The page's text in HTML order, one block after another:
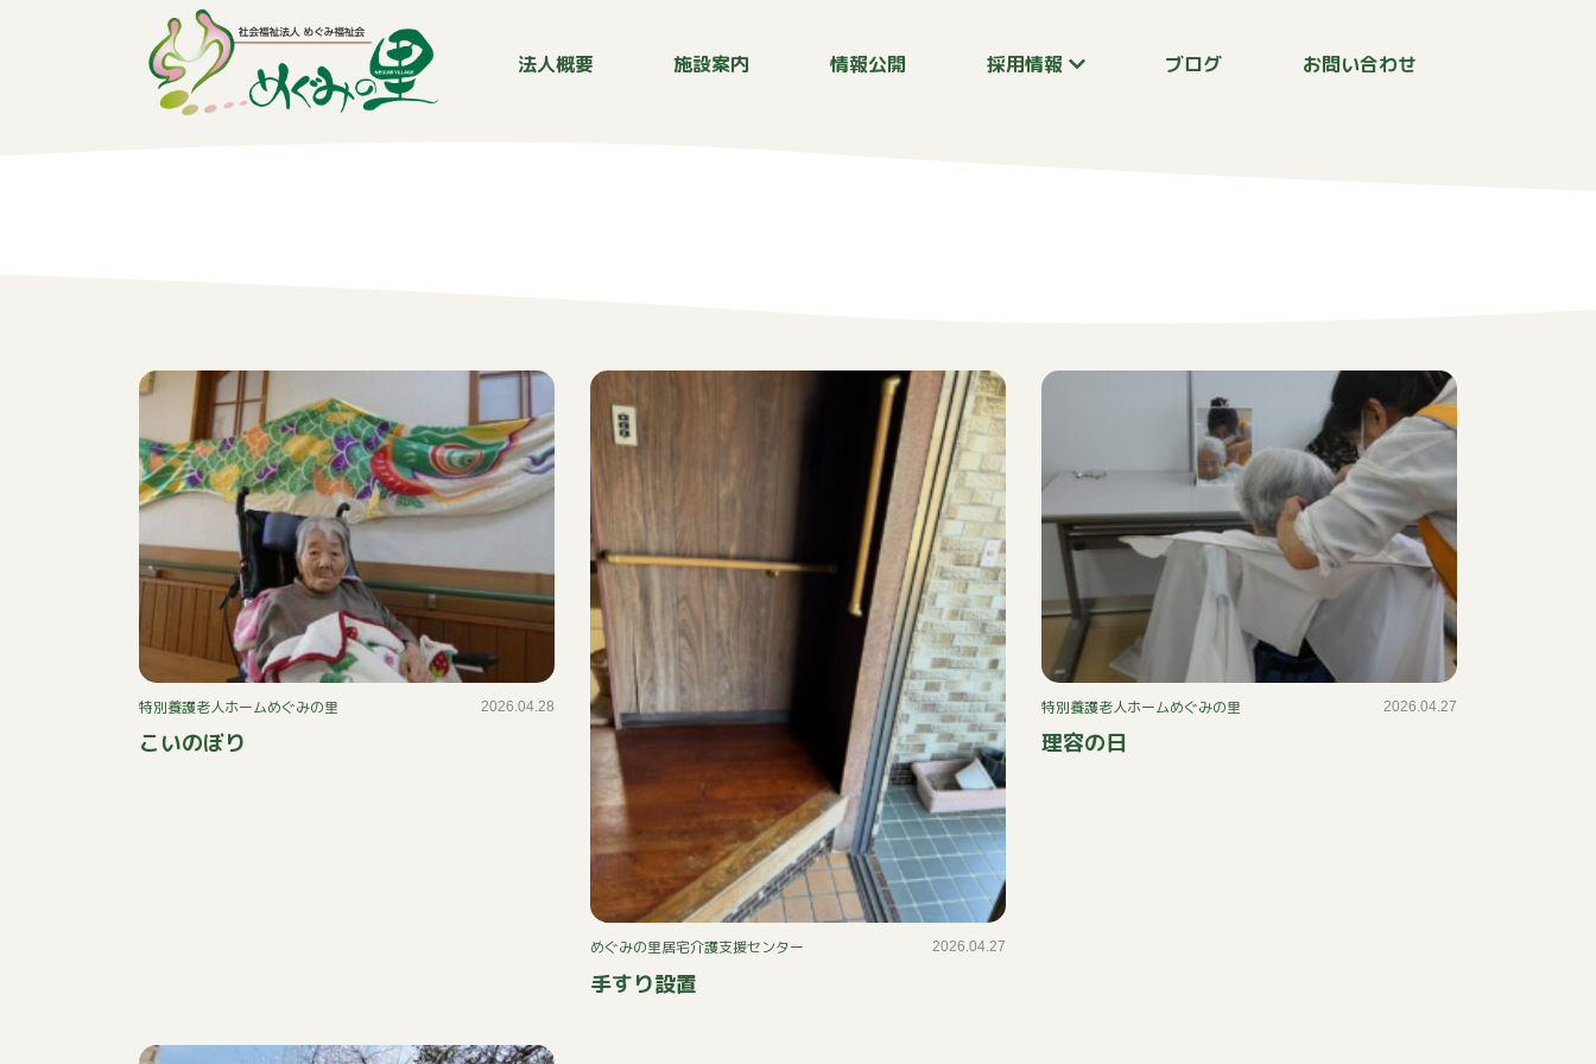
法人概要 施設案内 情報公開 採用情報 ブログ お問い合わせ
特別養護老人ホームめぐみの里 2026.04.28
こいのぼり
めぐみの里居宅介護支援センター 2026.04.27
手すり設置
特別養護老人ホームめぐみの里 2026.04.27
理容の日